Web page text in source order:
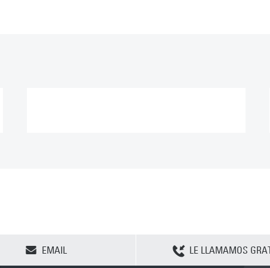
EMAIL LE LLAMAMOS